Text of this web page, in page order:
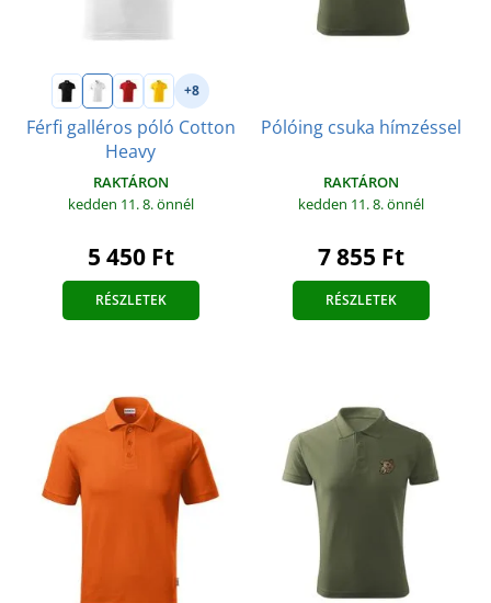
+8
Férfi galléros póló Cotton
Heavy
RAKTÁRON
kedden 11. 8.önnél
5 450 Ft
RÉSZLETEK
Pólóing csuka hímzéssel
RAKTÁRON
kedden 11. 8.önnél
7 855 Ft
RÉSZLETEK